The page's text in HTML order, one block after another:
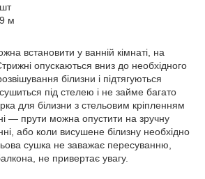
м
встановити у ванній кімнаті, на
опускаються вниз до необхідного
білизни і підтягуються
під стелею і не займе багато
для білизни з стельовим кріпленням
― прути можна опустити на зручну
або коли висушене білизну необхідно
сушка не заважає пересуванню,
не привертає увагу.